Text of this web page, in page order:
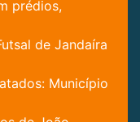
prédios,
de Jandaíra
Município